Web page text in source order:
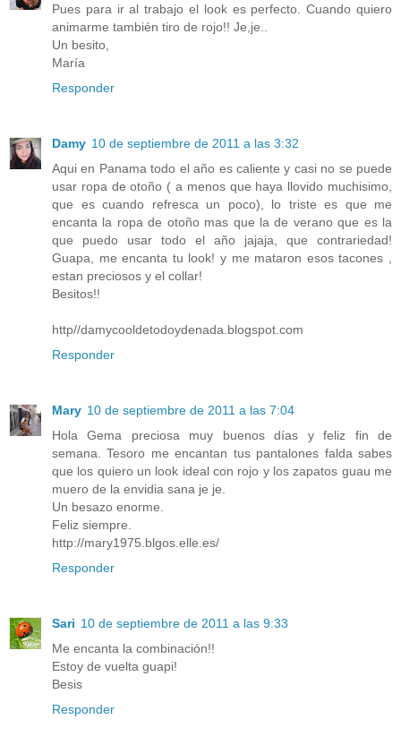
Pues para ir al trabajo el look es perfecto. Cuando quiero
animarme también tiro de rojo!! Je,je..
Un besito,
María
Responder
Damy 10 de septiembre de 2011 a las 3:32
Aqui en Panama todo el año es caliente y casi no se puede
usar ropa de otoño ( a menos que haya llovido muchisimo,
que es cuando refresca un poco), lo triste es que me
encanta la ropa de otoño mas que la de verano que es la
que puedo usar todo el año jajaja, que contrariedad!
Guapa, me encanta tu look! y me mataron esos tacones ,
estan preciosos y el collar!
Besitos!!
http//damycooldetodoydenada.blogspot.com
Responder
Mary 10 de septiembre de 2011 a las 7:04
Hola Gema preciosa muy buenos días y feliz fin de
semana. Tesoro me encantan tus pantalones falda sabes
que los quiero un look ideal con rojo y los zapatos guau me
muero de la envidia sana je je.
Un besazo enorme.
Feliz siempre.
http://mary1975.blgos.elle.es/
Responder
Sari 10 de septiembre de 2011 a las 9:33
Me encanta la combinación!!
Estoy de vuelta guapi!
Besis
Responder